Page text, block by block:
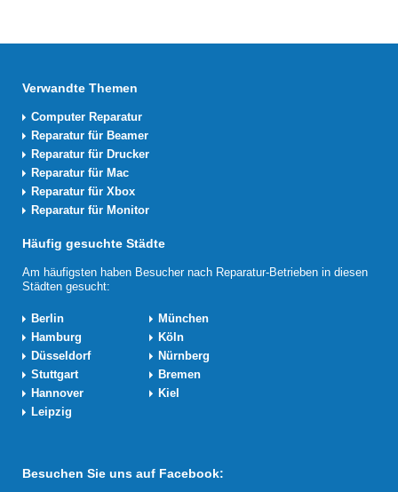
Verwandte Themen
Computer Reparatur
Reparatur für Beamer
Reparatur für Drucker
Reparatur für Mac
Reparatur für Xbox
Reparatur für Monitor
Häufig gesuchte Städte
Am häufigsten haben Besucher nach Reparatur-Betrieben in diesen
Städten gesucht:
Berlin
München
Hamburg
Köln
Düsseldorf
Nürnberg
Stuttgart
Bremen
Hannover
Kiel
Leipzig
Besuchen Sie uns auf Facebook: